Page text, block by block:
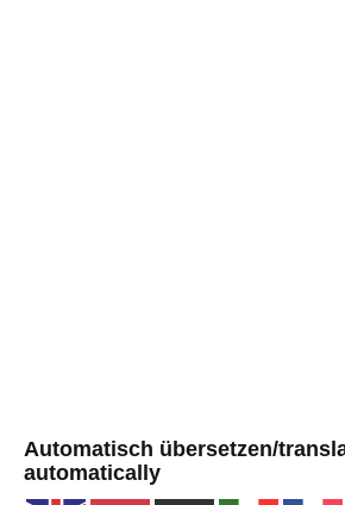
Automatisch übersetzen/
automatically